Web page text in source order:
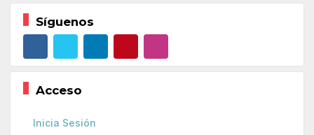
Síguenos
Acceso
Inicia Sesión